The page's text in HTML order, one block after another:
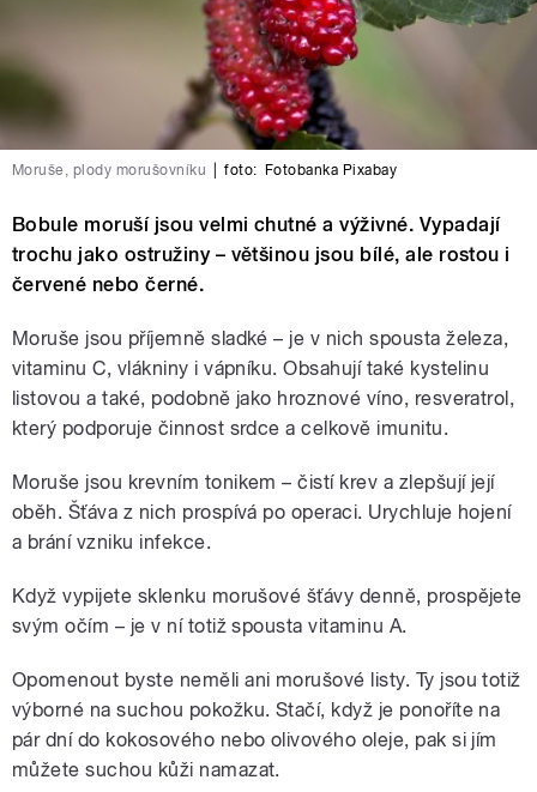
Moruše, plody morušovníku foto: Fotobanka Pixabay
Bobule moruší jsou velmi chutné a výživné. Vypadají
trochu jako ostružiny – většinou jsou bílé, ale rostou i
červené nebo černé.
Moruše jsou příjemně sladké – je v nich spousta železa,
vitaminu C, vlákniny i vápníku. Obsahují také kystelinu
listovou a také, podobně jako hroznové víno, resveratrol,
který podporuje činnost srdce a celkově imunitu.
Moruše jsou krevním tonikem – čistí krev a zlepšují její
oběh. Šťáva z nich prospívá po operaci. Urychluje hojení
a brání vzniku infekce.
Když vypijete sklenku morušové šťávy denně, prospějete
svým očím – je v ní totiž spousta vitaminu A.
Opomenout byste neměli ani morušové listy. Ty jsou totiž
výborné na suchou pokožku. Stačí, když je ponoříte na
pár dní do kokosového nebo olivového oleje, pak si jím
můžete suchou kůži namazat.